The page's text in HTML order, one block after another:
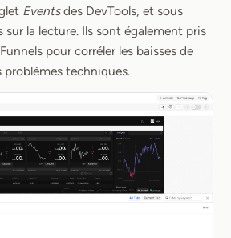
Eventsdes DevTools, et sous
sur la lecture. Ils sont également pris
pour corréler les baisses de
problèmes techniques.